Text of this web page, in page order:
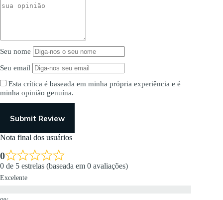
Seu nome
Seu email
Esta crítica é baseada em minha própria experiência e é
minha opinião genuína.
Submit Review
Nota final dos usuários
0
0 de 5 estrelas (baseada em 0 avaliações)
Excelente